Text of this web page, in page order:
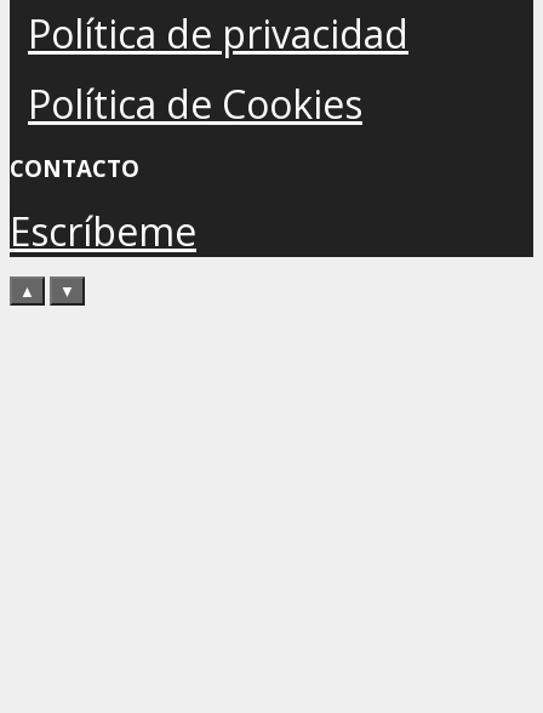
Política de privacidad
Política de Cookies
CONTACTO
Escríbeme
▲ ▼